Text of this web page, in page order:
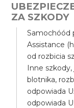
ZA SZKODY
Samochóód
Assistance
od rozbicia
Inne
blotnika,
odpowiada
odpowiada